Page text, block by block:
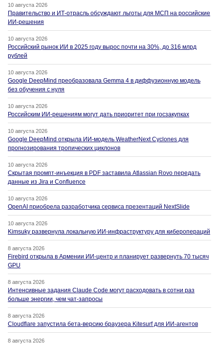
10 августа 2026
Правительство и ИТ-отрасль обсуждают льготы для МСП на российские
ИИ-решения
10 августа 2026
Российский рынок ИИ в 2025 году вырос почти на 30%, до 316 млрд
рублей
10 августа 2026
Google DeepMind преобразовала Gemma 4 в диффузионную модель
без обучения с нуля
10 августа 2026
Российским ИИ-решениям могут дать приоритет при госзакупках
10 августа 2026
Google DeepMind открыла ИИ-модель WeatherNext Cyclones для
прогнозирования тропических циклонов
10 августа 2026
Скрытая промпт-инъекция в PDF заставила Atlassian Rovo передать
данные из Jira и Confluence
10 августа 2026
OpenAI приобрела разработчика сервиса презентаций NextSlide
10 августа 2026
Kimsuky развернула локальную ИИ-инфраструктуру для киберопераций
8 августа 2026
Firebird открыла в Армении ИИ-центр и планирует развернуть 70 тысяч
GPU
8 августа 2026
Интенсивные задания Claude Code могут расходовать в сотни раз
больше энергии, чем чат-запросы
8 августа 2026
Cloudflare запустила бета-версию браузера Kitesurf для ИИ-агентов
8 августа 2026